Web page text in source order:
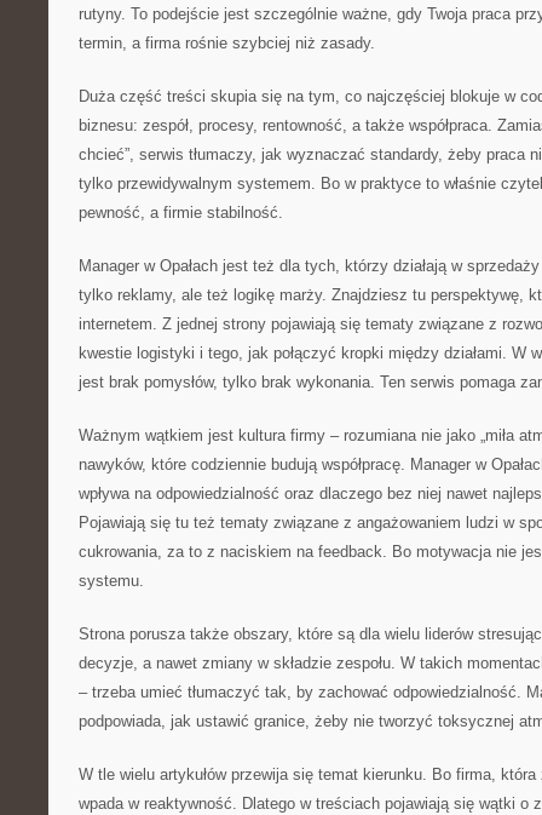
rutyny. To podejście jest szczególnie ważne, gdy Twoja praca
termin, a firma rośnie szybciej niż zasady.
Duża część treści skupia się na tym, co najczęściej blokuje w
biznesu: zespół, procesy, rentowność, a także współpraca.
chcieć”, serwis tłumaczy, jak wyznaczać standardy, żeby praca
tylko przewidywalnym systemem. Bo w praktyce to właśnie
pewność, a firmie stabilność.
Manager w Opałach jest też dla tych, którzy działają w
tylko reklamy, ale też logikę marży. Znajdziesz tu perspektywę,
internetem. Z jednej strony pojawiają się tematy związane z
kwestie logistyki i tego, jak połączyć kropki między działami. W
jest brak pomysłów, tylko brak wykonania. Ten serwis pomaga
Ważnym wątkiem jest kultura firmy – rozumiana nie jako „miła
nawyków, które codziennie budują współpracę. Manager w
wpływa na odpowiedzialność oraz dlaczego bez niej nawet
Pojawiają się tu też tematy związane z angażowaniem ludzi w
cukrowania, za to z naciskiem na feedback. Bo motywacja nie
systemu.
Strona porusza także obszary, które są dla wielu liderów
decyzje, a nawet zmiany w składzie zespołu. W takich
– trzeba umieć tłumaczyć tak, by zachować odpowiedzialność.
podpowiada, jak ustawić granice, żeby nie tworzyć toksycznej
W tle wielu artykułów przewija się temat kierunku. Bo firma,
wpada w reaktywność. Dlatego w treściach pojawiają się wątki o